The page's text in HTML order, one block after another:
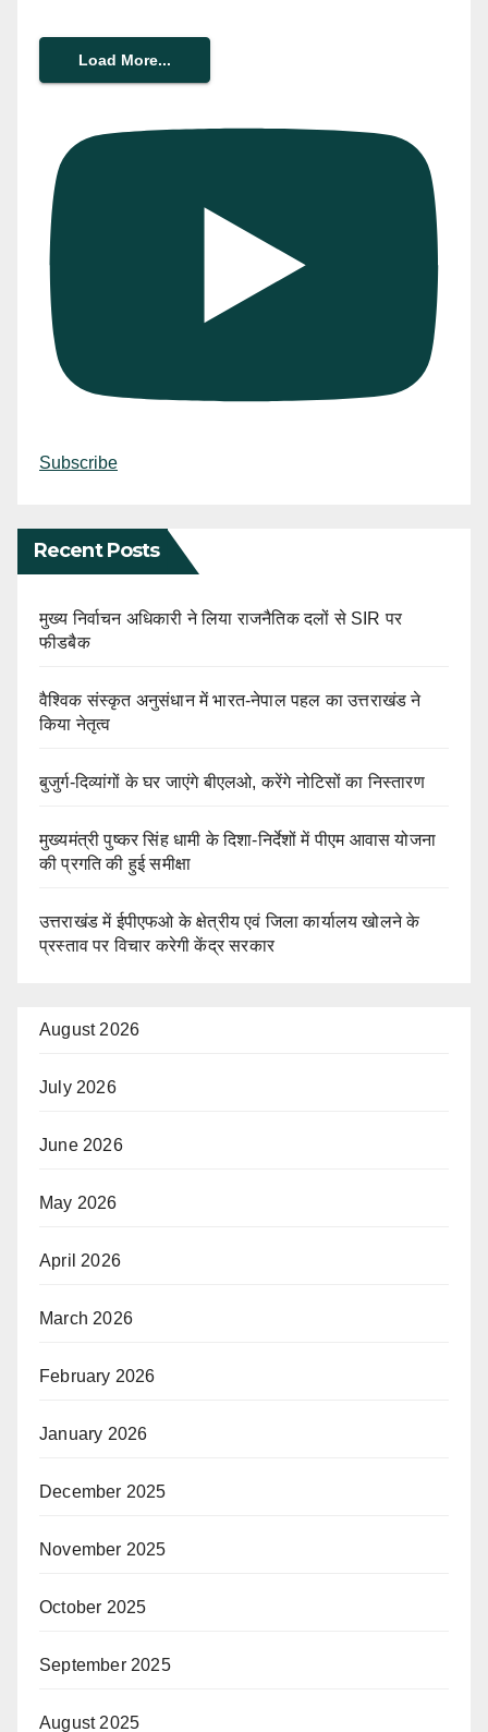
Load More...
Subscribe
Recent Posts
मुख्य निर्वाचन अधिकारी ने लिया राजनैतिक दलों से SIR पर
फीडबैक
वैश्विक संस्कृत अनुसंधान में भारत-नेपाल पहल का उत्तराखंड ने
किया नेतृत्व
बुजुर्ग-दिव्यांगों के घर जाएंगे बीएलओ, करेंगे नोटिसों का निस्तारण
मुख्यमंत्री पुष्कर सिंह धामी के दिशा-निर्देशों में पीएम आवास योजना
की प्रगति की हुई समीक्षा
उत्तराखंड में ईपीएफओ के क्षेत्रीय एवं जिला कार्यालय खोलने के
प्रस्ताव पर विचार करेगी केंद्र सरकार
August 2026
July 2026
June 2026
May 2026
April 2026
March 2026
February 2026
January 2026
December 2025
November 2025
October 2025
September 2025
August 2025